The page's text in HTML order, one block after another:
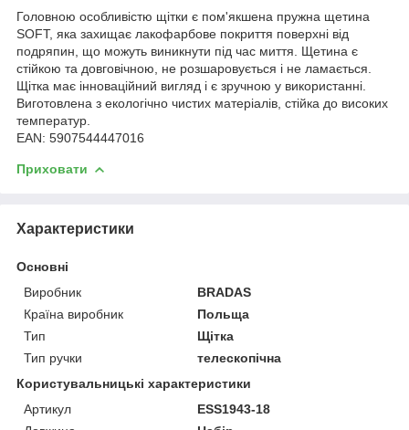
Головною особливістю щітки є пом'якшена пружна щетина
SOFT, яка захищає лакофарбове покриття поверхні від
подряпин, що можуть виникнути під час миття. Щетина є
стійкою та довговічною, не розшаровується і не ламається.
Щітка має інноваційний вигляд і є зручною у використанні.
Виготовлена з екологічно чистих матеріалів, стійка до високих
температур.
EAN: 5907544447016
Приховати
Характеристики
Основні
Виробник
BRADAS
Країна виробник
Польща
Тип
Щітка
Тип ручки
телескопічна
Користувальницькі характеристики
Артикул
ESS1943-18